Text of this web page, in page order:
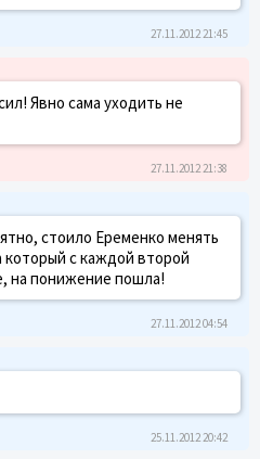
27.11.2012 21:45
Явно сама уходить не
27.11.2012 21:38
стоило Еременко менять
с каждой второй
на понижение пошла!
27.11.2012 04:54
25.11.2012 20:42